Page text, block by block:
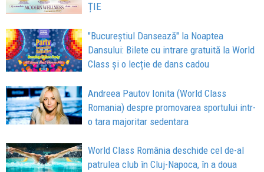
ȚIE
"Bucureștiul Dansează" la Noaptea
Dansului: Bilete cu intrare gratuită la World
Class și o lecție de dans cadou
Andreea Pautov Ionita (World Class
Romania) despre promovarea sportului intr-
o tara majoritar sedentara
World Class România deschide cel de-al
patrulea club în Cluj-Napoca, în a doua